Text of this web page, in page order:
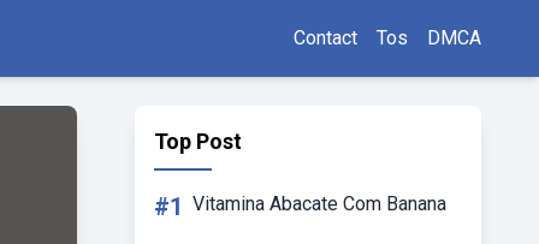
Contact Tos DMCA
Top Post
#1 Vitamina Abacate Com Banana